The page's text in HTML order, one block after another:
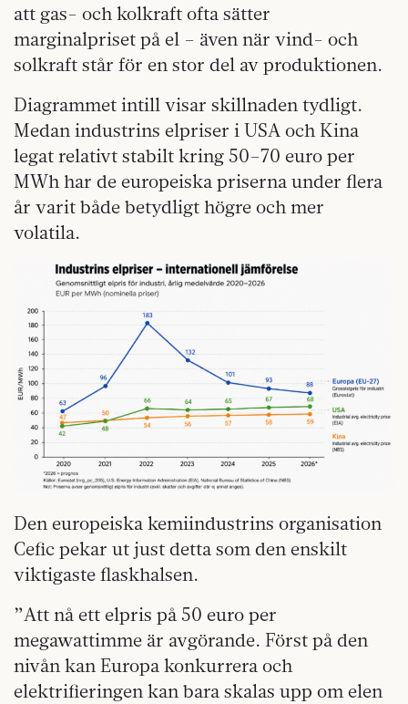
att gas- och kolkraft ofta sätter
marginalpriset på el – även när vind- och
solkraft står för en stor del av produktionen.
Diagrammet intill visar skillnaden tydligt.
Medan industrins elpriser i USA och Kina
legat relativt stabilt kring 50–70 euro per
MWh har de europeiska priserna under flera
år varit både betydligt högre och mer
volatila.
Den europeiska kemiindustrins organisation
Cefic pekar ut just detta som den enskilt
viktigaste flaskhalsen.
”Att nå ett elpris på 50 euro per
megawattimme är avgörande. Först på den
nivån kan Europa konkurrera och
elektrifieringen kan bara skalas upp om elen